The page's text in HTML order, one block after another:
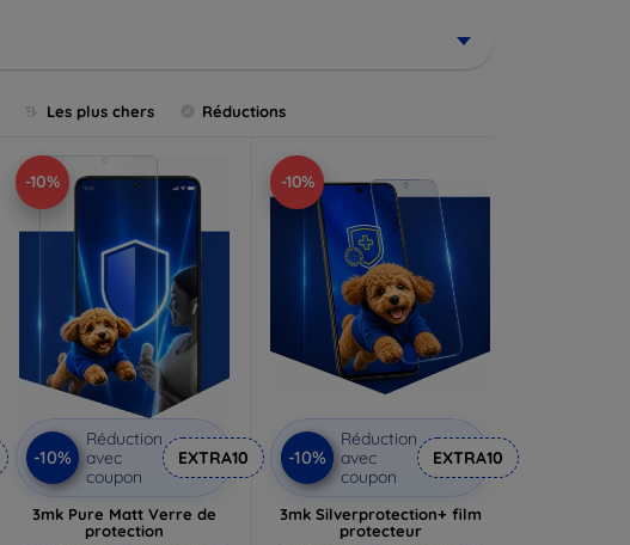
Les plus chers Réductions
-10%
-10%
Réduction
avec
coupon
EXTRA10
3mk Pure Matt Verre de
protection
-10%
-10%
Réduction
avec
coupon
EXTRA10
3mk Silverprotection+ film
protecteur